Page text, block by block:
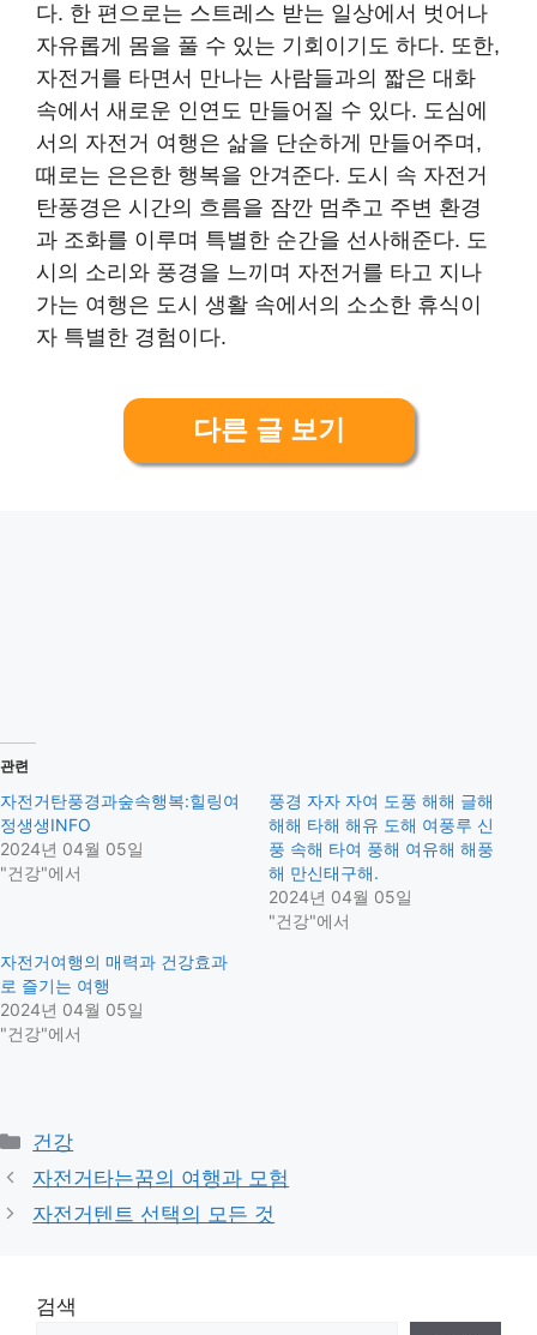
다. 한 편으로는 스트레스 받는 일상에서 벗어나
자유롭게 몸을 풀 수 있는 기회이기도 하다. 또한,
자전거를 타면서 만나는 사람들과의 짧은 대화
속에서 새로운 인연도 만들어질 수 있다. 도심에
서의 자전거 여행은 삶을 단순하게 만들어주며,
때로는 은은한 행복을 안겨준다. 도시 속 자전거
탄풍경은 시간의 흐름을 잠깐 멈추고 주변 환경
과 조화를 이루며 특별한 순간을 선사해준다. 도
시의 소리와 풍경을 느끼며 자전거를 타고 지나
가는 여행은 도시 생활 속에서의 소소한 휴식이
자 특별한 경험이다.
다른 글 보기
관련
자전거탄풍경과숲속행복:힐링여
정생생INFO
2024년 04월 05일
"건강"에서
풍경 자자 자여 도풍 해해 글해
해해 타해 해유 도해 여풍루 신
풍 속해 타여 풍해 여유해 해풍
해 만신태구해.
2024년 04월 05일
"건강"에서
자전거여행의 매력과 건강효과
로 즐기는 여행
2024년 04월 05일
"건강"에서
Categories
건강
자전거타는꿈의 여행과 모험
자전거텐트 선택의 모든 것
검색